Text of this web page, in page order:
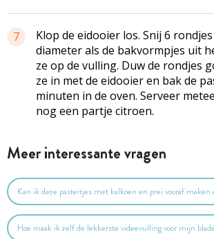
7
Klop de eidooier los. Snij 6
diameter als de bakvormpjes uit
ze op de vulling. Duw de rondjes
ze in met de eidooier en bak de
minuten in de oven. Serveer
nog een partje citroen.
Meer interessante vragen
Kan ik deze pasteitjes met kalkoen en prei vooraf maken
Hoe maak ik zelf de lekkerste videevulling voor mijn